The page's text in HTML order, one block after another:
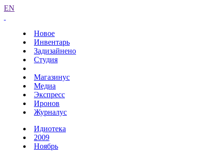
EN
Новое
Инвентарь
Задизайнено
Студия
Магазинус
Медиа
Экспресс
Иронов
Журналус
Идиотека
2009
Ноябрь